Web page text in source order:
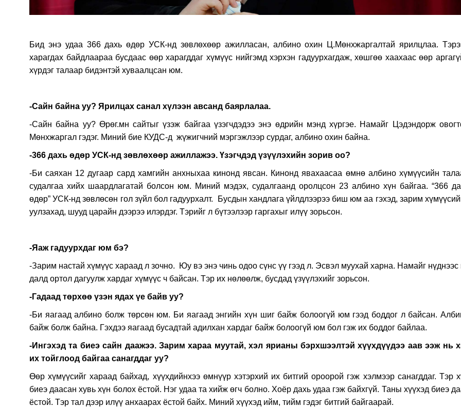
Бид энэ удаа 366 дахь өдөр УСК-нд зөвлөхөөр ажилласан, албино охин Ц.Мөнхжаргалтай ярилцлаа.
харагдах байдлаараа бусдаас өөр харагддаг хүмүүс нийгэмд хэрхэн гадуурхагдаж, хөшгөө хаахаас өөр
хүрдэг талаар бидэнтэй хуваалцсан юм.
-Сайн байна уу? Ярилцах санал хүлээн авсанд баярлалаа.
-Сайн байна уу? Өрөг.мн сайтыг үзэж байгаа үзэгчдэдээ энэ өдрийн мэнд хүргэе. Намайг Цэдэндорж
Мөнхжаргал гэдэг. Миний бие КУДС-д жүжигчний мэргэжлээр сурдаг, албино охин байна.
-366 дахь өдөр УСК-нд зөвлөхөөр ажиллажээ. Үзэгчдэд үзүүлэхийн зорив оо?
-Би саяхан 12 дугаар сард хамгийн анхныхаа кинонд явсан. Кинонд явахаасаа өмнө албино хүмүүсийн
судалгаа хийх шаардлагатай болсон юм. Миний мэдэх, судалгаанд оролцсон 23 албино хүн байгаа. “366
өдөр” УСК-нд зөвлөсөн гол зүйл бол гадуурхалт. Бусдын хандлага үйлдлээрээ биш юм аа гэхэд, зарим
уулзахад, шууд царайн дээрээ илэрдэг. Тэрийг л бүтээлээр гаргахыг илүү зорьсон.
-Яаж гадуурхдаг юм бэ?
-Зарим настай хүмүүс хараад л зочно. Юу вэ энэ чинь одоо сүнс үү гээд л. Эсвэл муухай харна. Намайг нүднээс
далд ортол дагуулж хардаг хүмүүс ч байсан. Тэр их нөлөөлж, бусдад үзүүлэхийг зорьсон.
-Гадаад төрхөө үзэн ядах үе байв уу?
-Би яагаад албино болж төрсөн юм. Би яагаад энгийн хүн шиг байж болоогүй юм гээд боддог л байсан.
байж болж байна. Гэхдээ яагаад бусадтай адилхан хардаг байж болоогүй юм бол гэж их боддог байлаа.
-Ингэхэд та биеэ сайн даажээ. Зарим хараа муутай, хэл ярианы бэрхшээлтэй хүүхдүүдээ аав ээж нь
их тойглоод байгаа санагддаг уу?
Өөр хүмүүсийг хараад байхад, хүүхдийнхээ өмнүүр хэтэрхий их битгий ороорой гэж хэлмээр санагддаг. Тэр
биеэ даасан хувь хүн болох ёстой. Нэг удаа та хийж өгч болно. Хоёр дахь удаа гэж байхгүй. Таны хүүхэд биеэ
ёстой. Тэр тал дээр илүү анхаарах ёстой байх. Миний хүүхэд ийм, тийм гэдэг битгий байгаарай.